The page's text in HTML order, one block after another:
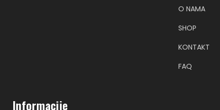
O NAMA
SHOP
KONTAKT
FAQ
Informacije